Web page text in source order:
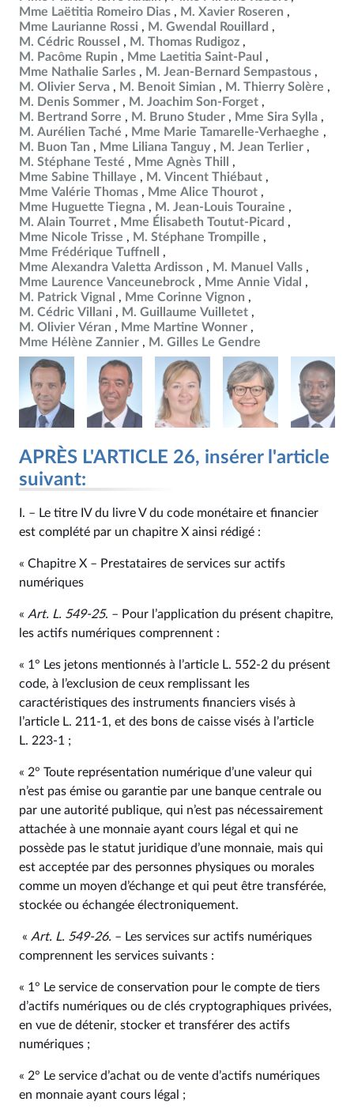
Mme Laëtitia Romeiro Dias
M. Xavier Roseren
Mme Laurianne Rossi
M. Gwendal Rouillard
M. Cédric Roussel
M. Thomas Rudigoz
M. Pacôme Rupin
Mme Laetitia Saint-Paul
Mme Nathalie Sarles
M. Jean-Bernard Sempastous
M. Olivier Serva
M. Benoit Simian
M. Thierry Solère
M. Denis Sommer
M. Joachim Son-Forget
M. Bertrand Sorre
M. Bruno Studer
Mme Sira Sylla
M. Aurélien Taché
Mme Marie Tamarelle-Verhaeghe
M. Buon Tan
Mme Liliana Tanguy
M. Jean Terlier
M. Stéphane Testé
Mme Agnès Thill
Mme Sabine Thillaye
M. Vincent Thiébaut
Mme Valérie Thomas
Mme Alice Thourot
Mme Huguette Tiegna
M. Jean-Louis Touraine
M. Alain Tourret
Mme Élisabeth Toutut-Picard
Mme Nicole Trisse
M. Stéphane Trompille
Mme Frédérique Tuffnell
Mme Alexandra Valetta Ardisson
M. Manuel Valls
Mme Laurence Vanceunebrock
Mme Annie Vidal
M. Patrick Vignal
Mme Corinne Vignon
M. Cédric Villani
M. Guillaume Vuilletet
M. Olivier Véran
Mme Martine Wonner
Mme Hélène Zannier
M. Gilles Le Gendre
APRÈS L'ARTICLE 26, insérer l'article
suivant:
I. – Le titre IV du livre V du code monétaire et financier
est complété par un chapitre X ainsi rédigé :
« Chapitre X – Prestataires de services sur actifs
numériques
« Art. L. 549‑25. – Pour l’application du présent chapitre,
les actifs numériques comprennent :
« 1° Les jetons mentionnés à l’article L. 552‑2 du présent
code, à l’exclusion de ceux remplissant les
caractéristiques des instruments financiers visés à
l’article L. 211‑1, et des bons de caisse visés à l’article
L. 223‑1 ;
« 2° Toute représentation numérique d’une valeur qui
n’est pas émise ou garantie par une banque centrale ou
par une autorité publique, qui n’est pas nécessairement
attachée à une monnaie ayant cours légal et qui ne
possède pas le statut juridique d’une monnaie, mais qui
est acceptée par des personnes physiques ou morales
comme un moyen d’échange et qui peut être transférée,
stockée ou échangée électroniquement.
« Art. L. 549‑26. – Les services sur actifs numériques
comprennent les services suivants :
« 1° Le service de conservation pour le compte de tiers
d’actifs numériques ou de clés cryptographiques privées,
en vue de détenir, stocker et transférer des actifs
numériques ;
« 2° Le service d’achat ou de vente d’actifs numériques
en monnaie ayant cours légal ;